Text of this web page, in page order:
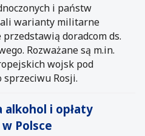
i państw
warianty militarne
doradcom ds.
Rozważane są m.in.
wojsk pod
sprzeciwu Rosji.
alkohol i opłaty
Polsce